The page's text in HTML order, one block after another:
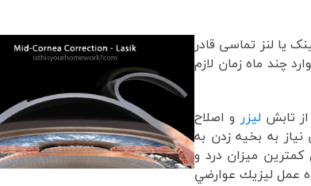
یا لنز تماسی قادر
چند ماه زمان لازم
ليزر و اصلاح
به بخيه زدن به
ميزان درد و
عمل ليزيك عوارضي